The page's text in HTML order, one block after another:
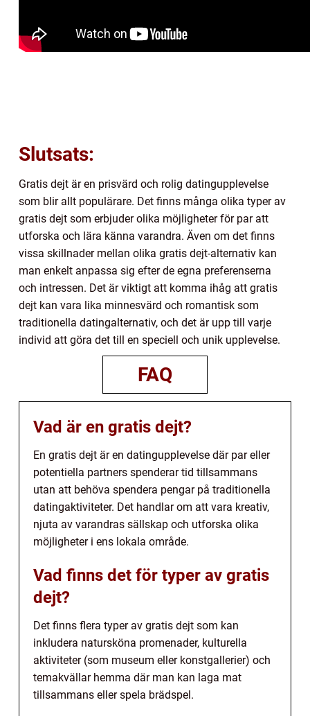
Slutsats:
Gratis dejt är en prisvärd och rolig datingupplevelse
som blir allt populärare. Det finns många olika typer av
gratis dejt som erbjuder olika möjligheter för par att
utforska och lära känna varandra. Även om det finns
vissa skillnader mellan olika gratis dejt-alternativ kan
man enkelt anpassa sig efter de egna preferenserna
och intressen. Det är viktigt att komma ihåg att gratis
dejt kan vara lika minnesvärd och romantisk som
traditionella datingalternativ, och det är upp till varje
individ att göra det till en speciell och unik upplevelse.
FAQ
Vad är en gratis dejt?
En gratis dejt är en datingupplevelse där par eller
potentiella partners spenderar tid tillsammans
utan att behöva spendera pengar på traditionella
datingaktiviteter. Det handlar om att vara kreativ,
njuta av varandras sällskap och utforska olika
möjligheter i ens lokala område.
Vad finns det för typer av gratis
dejt?
Det finns flera typer av gratis dejt som kan
inkludera natursköna promenader, kulturella
aktiviteter (som museum eller konstgallerier) och
temakvällar hemma där man kan laga mat
tillsammans eller spela brädspel.